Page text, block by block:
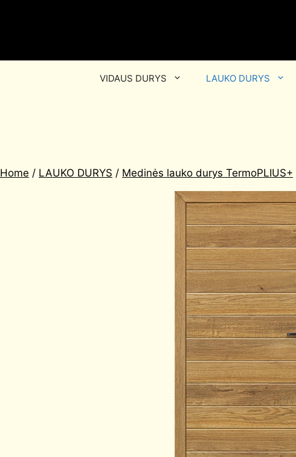
VIDAUS DURYS LAUKO DURYS
Home / LAUKO DURYS / Medinės lauko durys TermoPLIUS+